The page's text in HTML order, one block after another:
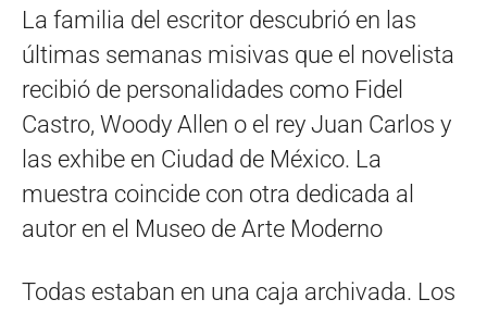
La familia del escritor descubrió en las
últimas semanas misivas que el novelista
recibió de personalidades como Fidel
Castro, Woody Allen o el rey Juan Carlos y
las exhibe en Ciudad de México. La
muestra coincide con otra dedicada al
autor en el Museo de Arte Moderno
Todas estaban en una caja archivada. Los